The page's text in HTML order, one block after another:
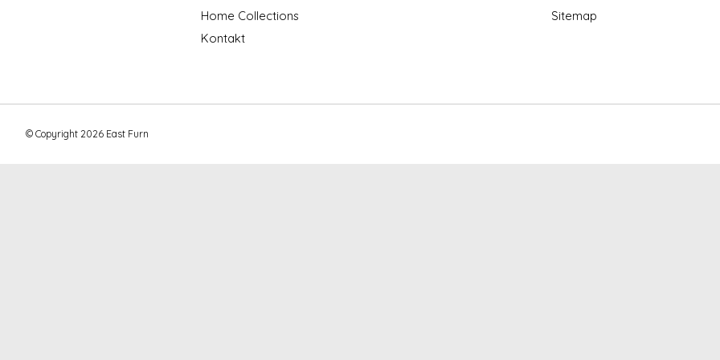
Home Collections
Kontakt
Sitemap
© Copyright 2026 East Furn